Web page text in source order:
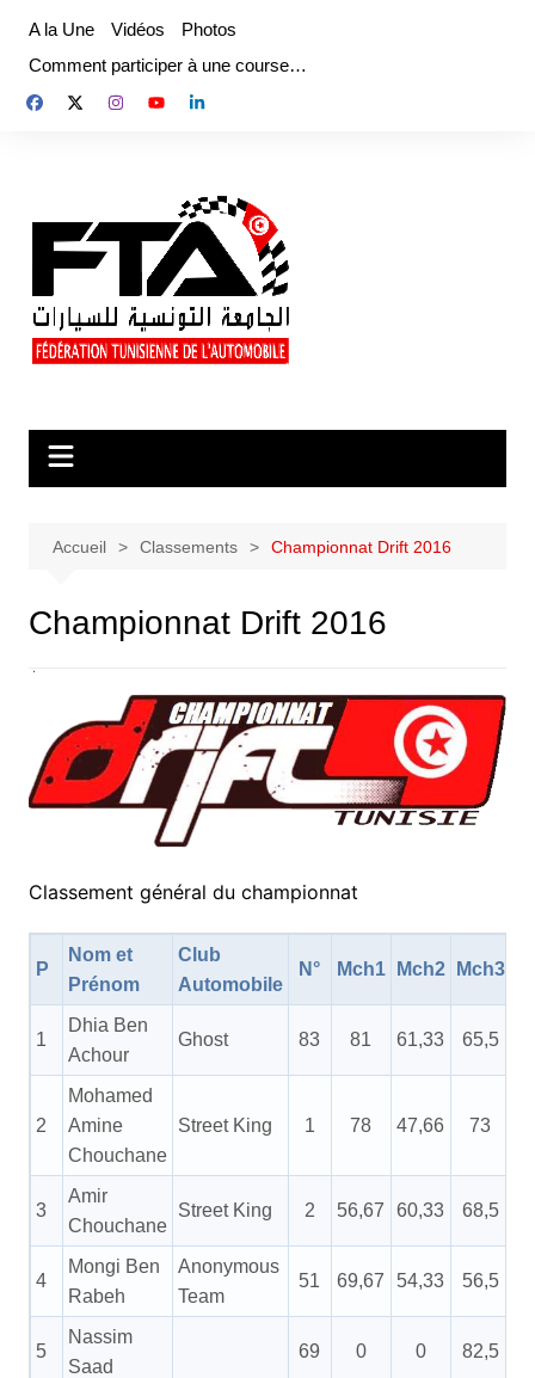
contenu
A la Une Vidéos
Photos
Comment participer à une course…
Accueil Classements Championnat Drift 2016
Championnat Drift 2016
Classement général du championnat
P
Nom et
Prénom
Club
Automobile
N° Mch1 Mch2 Mch3
1
Dhia Ben
Achour
Ghost 83 81 61,33 65,5
2
Mohamed
Amine
Chouchane
Street King 1 78 47,66 73
3
Amir
Chouchane
Street King 2 56,67 60,33 68,5
4
Mongi Ben
Rabeh
Anonymous
Team
51 69,67 54,33 56,5
5
Nassim
Saad
69 0 0 82,5